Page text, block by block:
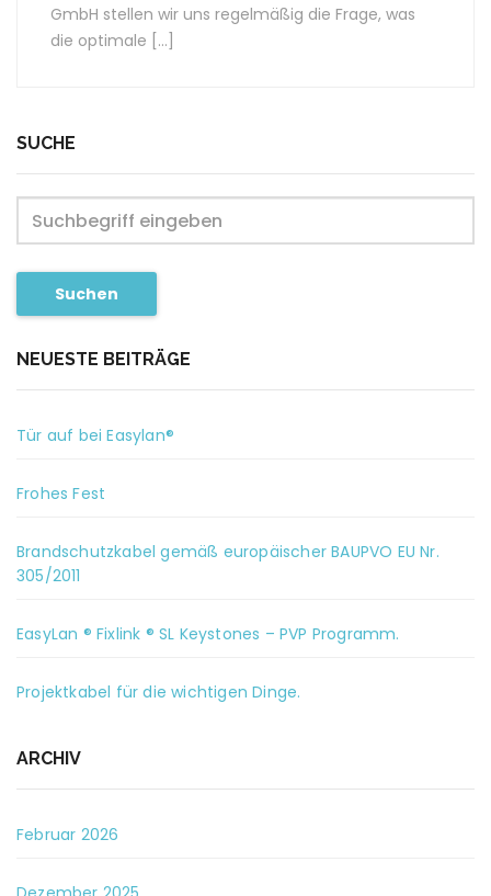
GmbH stellen wir uns regelmäßig die Frage, was
die optimale […]
SUCHE
Suchen
NEUESTE BEITRÄGE
Tür auf bei Easylan®
Frohes Fest
Brandschutzkabel gemäß europäischer BAUPVO EU Nr.
305/2011
EasyLan ® Fixlink ® SL Keystones – PVP Programm.
Projektkabel für die wichtigen Dinge.
ARCHIV
Februar 2026